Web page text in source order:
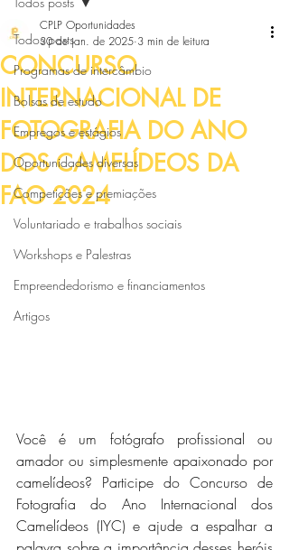
Todos posts
Programas de intercâmbio
Bolsas de estudo
Empregos e estágios
Oportunidades diversas
Competições e premiações
Voluntariado e trabalhos sociais
Workshops e Palestras
Empreendedorismo e financiamentos
Artigos
CONCURSO
INTERNACIONAL DE
FOTOGRAFIA DO ANO
DOS CAMELÍDEOS DA
FAO 2024
CPLP Oportunidades
30 de jan. de 2025 3 min de leitura
Você é um fotógrafo profissional ou
amador ou simplesmente apaixonado por
camelídeos? Participe do Concurso de
Fotografia do Ano Internacional dos
Camelídeos (IYC) e ajude a espalhar a